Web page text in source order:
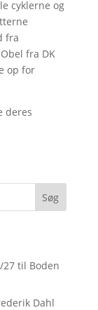
cyklerne og
fra
fra DK
op for
deres
Søg
til Boden
Dahl